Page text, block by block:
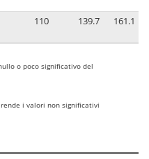
110 139.7 161.1
o poco significativo del
i valori non significativi